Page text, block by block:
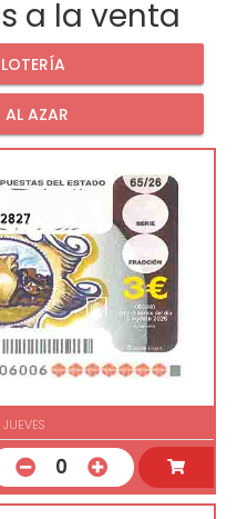
a la venta
AZAR
JUEVES
0